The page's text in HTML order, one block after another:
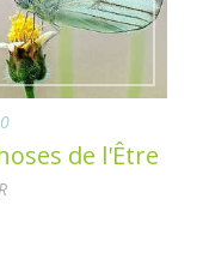
de l'Être